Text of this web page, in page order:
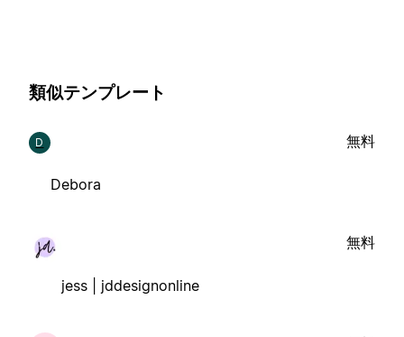
類似テンプレート
D
Debora
無料
jess | jddesignonline
無料